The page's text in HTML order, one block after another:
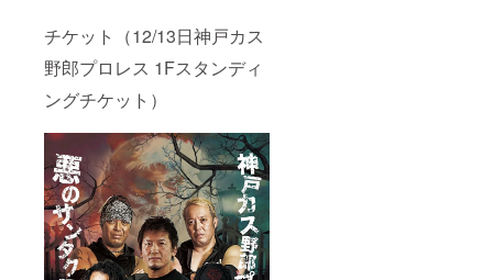
チケット（12/13日神戸カス
野郎プロレス 1Fスタンディ
ングチケット）